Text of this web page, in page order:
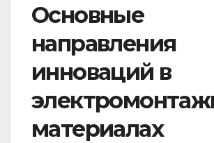
Основные
направления
инноваций в
материалах